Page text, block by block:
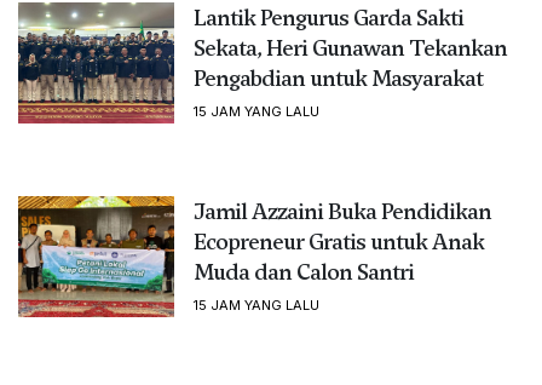
Lantik Pengurus Garda Sakti
Sekata, Heri Gunawan Tekankan
Pengabdian untuk Masyarakat
15 JAM YANG LALU
Jamil Azzaini Buka Pendidikan
Ecopreneur Gratis untuk Anak
Muda dan Calon Santri
15 JAM YANG LALU